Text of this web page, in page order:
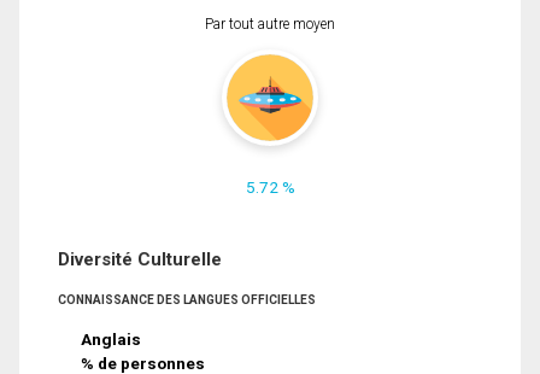
Par tout autre moyen
5.72 %
Diversité Culturelle
CONNAISSANCE DES LANGUES OFFICIELLES
Anglais
% de personnes